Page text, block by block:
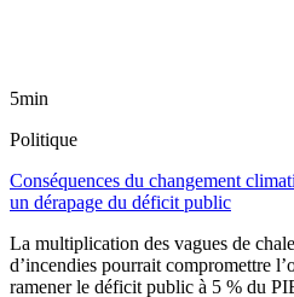
5min
Politique
Conséquences du changement
un dérapage du déficit public
La multiplication des vagues de
d’incendies pourrait compromettre
ramener le déficit public à 5 % du